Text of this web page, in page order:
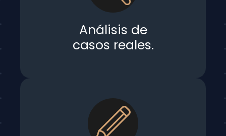
Análisis de
casos reales.